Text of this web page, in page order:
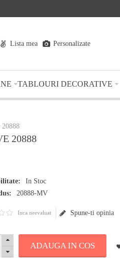
Lista mea Personalizate
TABLOURI DECORATIVE
20888
20888
In Stoc
20888-MV
Inca neevaluat Spune-ti opinia
ADAUGA IN COS